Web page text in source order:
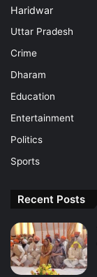
Haridwar
Uttar Pradesh
Crime
Dharam
Education
Entertainment
Politics
Sports
Recent Posts